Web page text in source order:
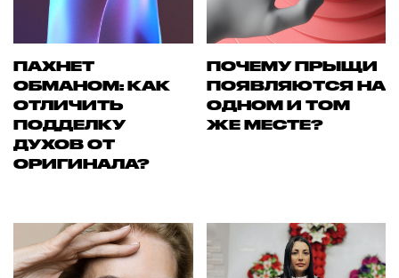
ПАХНЕТ
ОБМАНОМ: КАК
ОТЛИЧИТЬ
ПОДДЕЛКУ
ДУХОВ ОТ
ОРИГИНАЛА?
ПОЧЕМУ ПРЫЩИ
ПОЯВЛЯЮТСЯ НА
ОДНОМ И ТОМ
ЖЕ МЕСТЕ?